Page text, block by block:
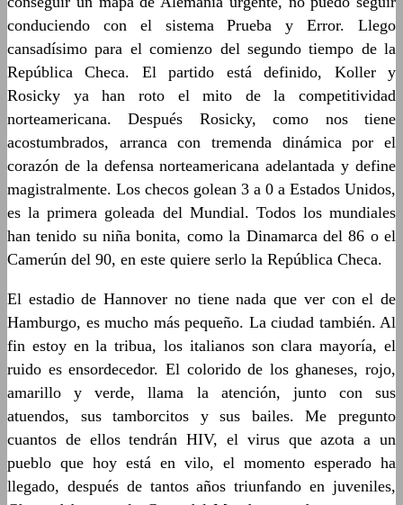
conduciendo con el sistema Prueba y Error. Llego
cansadísimo para el comienzo del segundo tiempo de la
República Checa. El partido está definido, Koller y
Rosicky ya han roto el mito de la competitividad
norteamericana. Después Rosicky, como nos tiene
acostumbrados, arranca con tremenda dinámica por el
corazón de la defensa norteamericana adelantada y define
magistralmente. Los checos golean 3 a 0 a Estados Unidos,
es la primera goleada del Mundial. Todos los mundiales
han tenido su niña bonita, como la Dinamarca del 86 o el
Camerún del 90, en este quiere serlo la República Checa.
El estadio de Hannover no tiene nada que ver con el de
Hamburgo, es mucho más pequeño. La ciudad también. Al
fin estoy en la tribua, los italianos son clara mayoría, el
ruido es ensordecedor. El colorido de los ghaneses, rojo,
amarillo y verde, llama la atención, junto con sus
atuendos, sus tamborcitos y sus bailes. Me pregunto
cuantos de ellos tendrán HIV, el virus que azota a un
pueblo que hoy está en vilo, el momento esperado ha
llegado, después de tantos años triunfando en juveniles,